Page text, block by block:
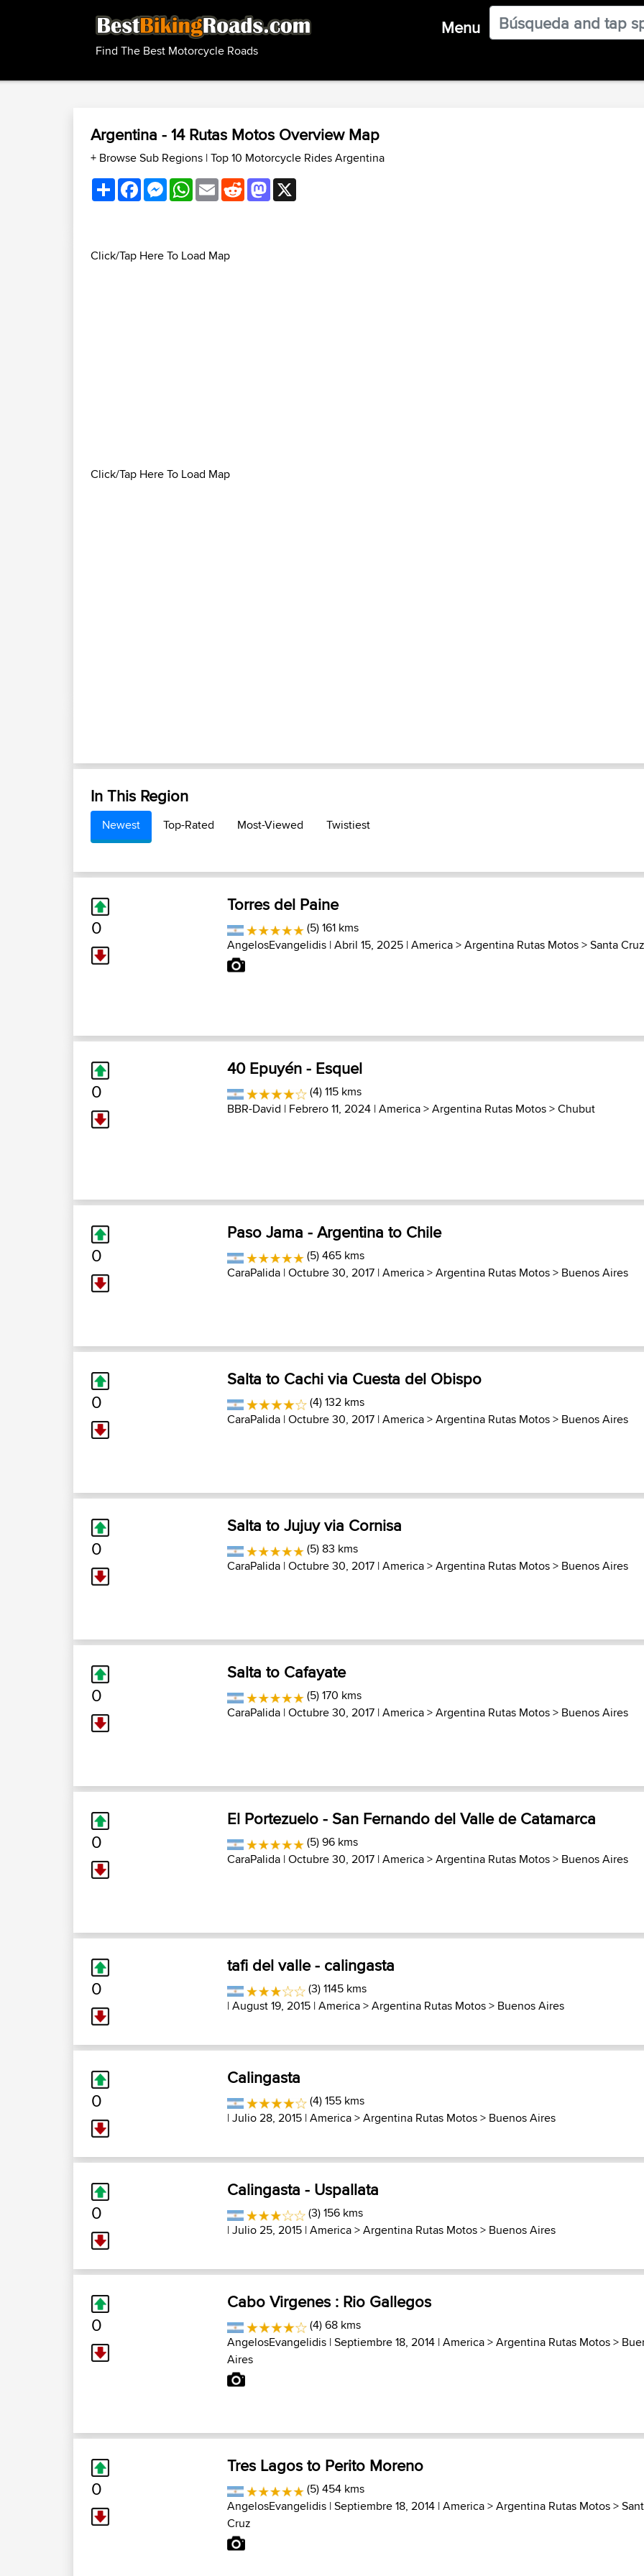
Find The Best Motorcycle Roads
Menu
Argentina - 14 Rutas Motos Overview Map
+ Browse Sub Regions |Top 10 Motorcycle Rides Argentina
ShareFacebookMessenger
WhatsApp
EmailRedditMastodon
Click/Tap Here To Load Map
Click/Tap Here To Load Map
In This Region
Newest Top-Rated Most-Viewed Twistiest
0
Torres del Paine
(5) 161 kms
AngelosEvangelidis | Abril 15, 2025 |America>Argentina Rutas Motos>Santa Cruz
0
40 Epuyén - Esquel
(4) 115 kms
BBR-David | Febrero 11, 2024 |America>Argentina Rutas Motos>Chubut
0
Paso Jama - Argentina to Chile
(5) 465 kms
CaraPalida | Octubre 30, 2017 |America>Argentina Rutas Motos> Buenos Aires
0
Salta to Cachi via Cuesta del Obispo
(4) 132 kms
CaraPalida | Octubre 30, 2017 |America>Argentina Rutas Motos> Buenos Aires
0
Salta to Jujuy via Cornisa
(5) 83 kms
CaraPalida | Octubre 30, 2017 |America>Argentina Rutas Motos> Buenos Aires
0
Salta to Cafayate
(5) 170 kms
CaraPalida | Octubre 30, 2017 |America>Argentina Rutas Motos> Buenos Aires
0
El Portezuelo - San Fernando del Valle de Catamarca
(5) 96 kms
CaraPalida | Octubre 30, 2017 |America>Argentina Rutas Motos> Buenos Aires
0
tafi del valle - calingasta
(3) 1145 kms
| August 19, 2015 |America>Argentina Rutas Motos> Buenos Aires
0
Calingasta
(4) 155 kms
| Julio 28, 2015 |America>Argentina Rutas Motos> Buenos Aires
0
Calingasta - Uspallata
(3) 156 kms
| Julio 25, 2015 |America>Argentina Rutas Motos> Buenos Aires
0
Cabo Virgenes : Rio Gallegos
(4) 68 kms
AngelosEvangelidis | Septiembre 18, 2014 |America>Argentina Rutas Motos>
Aires
0
Tres Lagos to Perito Moreno
(5) 454 kms
AngelosEvangelidis | Septiembre 18, 2014 |America>Argentina Rutas Motos>
Cruz